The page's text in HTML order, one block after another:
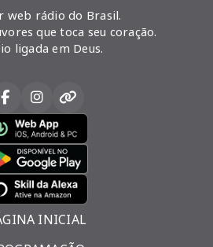
web rádio do Brasil.
que toca seu coração.
ligada em Deus.
INICIAL